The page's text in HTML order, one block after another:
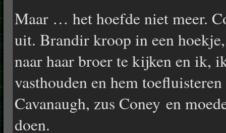
Maar … het hoefde niet meer.
uit. Brandir kroop in een
naar haar broer te kijken en ik,
vasthouden en hem
Cavanaugh, zus Coney en
doen.